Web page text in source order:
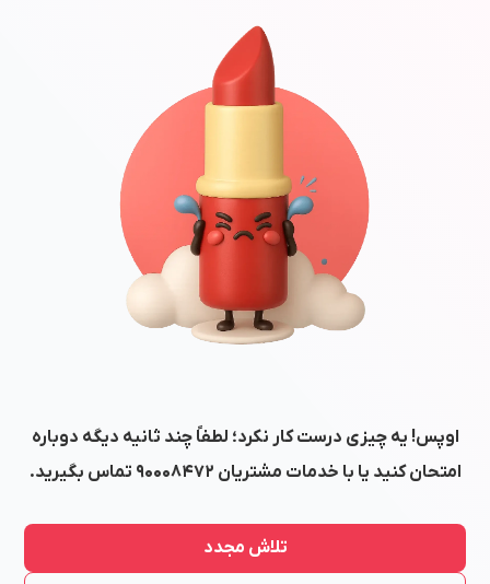
اوپس! یه چیزی درست کار نکرد؛ لطفاً چند ثانیه دیگه دوباره
امتحان کنید یا با خدمات مشتریان ۹۰۰۰۸۴۷۲ تماس بگیرید.
تلاش مجدد